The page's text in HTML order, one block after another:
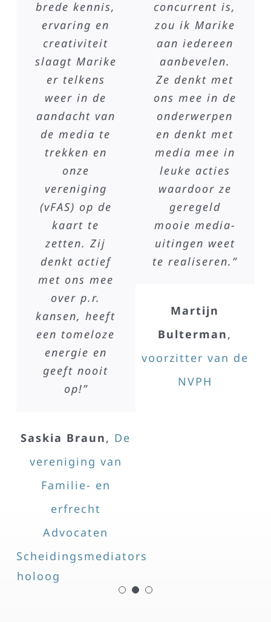
brede kennis,
ervaring en
creativiteit
slaagt Marike
er telkens
weer in de
aandacht van
de media te
trekken en
onze
vereniging
(vFAS) op de
kaart te
zetten. Zij
denkt actief
met ons mee
over p.r.
kansen, heeft
een tomeloze
energie en
geeft nooit
op!”
Saskia Braun, De
vereniging van
Familie- en
erfrecht
Advocaten
Scheidingsmediators
concurrent is,
zou ik Marike
aan iedereen
aanbevelen.
Ze denkt met
ons mee in de
onderwerpen
en denkt met
media mee in
leuke acties
waardoor ze
geregeld
mooie media-
uitingen weet
te realiseren.”
Martijn
Bulterman,
voorzitter van de
NVPH